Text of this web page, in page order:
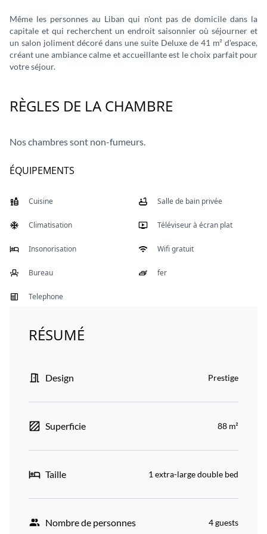
Même les personnes au Liban qui n'ont pas de domicile dans la
capitale et qui recherchent un endroit saisonnier où séjourner et
un salon joliment décoré dans une suite Deluxe de 41 m² d'espace,
créant une ambiance calme et accueillante est le choix parfait pour
votre séjour.
RÈGLES DE LA CHAMBRE
Nos chambres sont non-fumeurs.
ÉQUIPEMENTS
Cuisine Salle de bain privée
Climatisation Téléviseur à écran plat
Insonorisation Wifi gratuit
Bureau fer
Telephone
RÉSUMÉ
Design Prestige
Superficie 88 m²
Taille 1 extra-large double bed
Nombre de personnes 4 guests